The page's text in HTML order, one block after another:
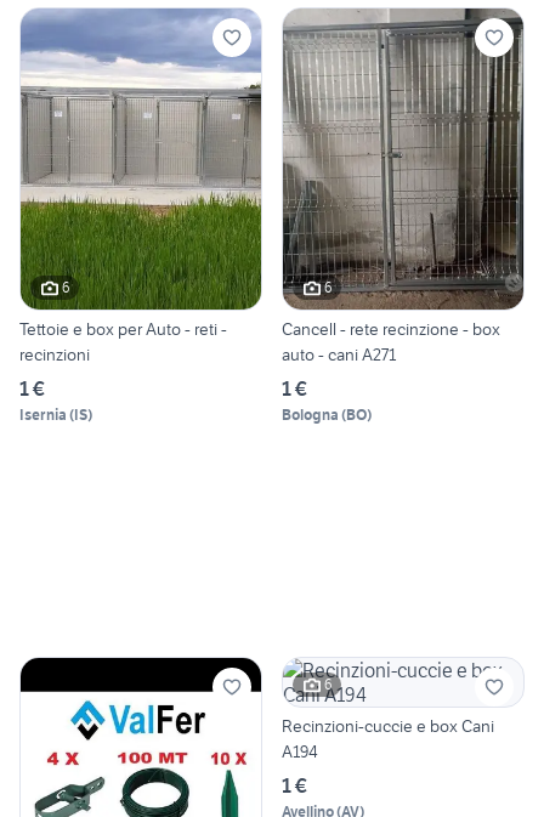
6
Tettoie e box per Auto - reti -
recinzioni
1 €
Isernia (IS)
6
Cancell - rete recinzione - box
auto - cani A271
1 €
Bologna (BO)
6
Recinzioni-cuccie e box Cani
A194
1 €
Avellino(AV)